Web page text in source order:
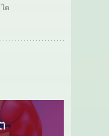
,ไต